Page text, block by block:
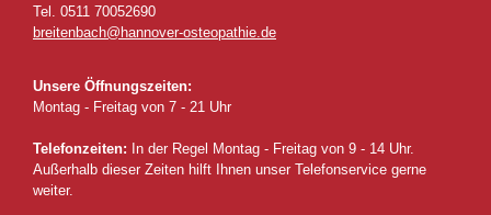
Tel. 0511 70052690
breitenbach@hannover-osteopathie.de
Unsere Öffnungszeiten:
Montag - Freitag von 7 - 21 Uhr
Telefonzeiten: In der Regel Montag - Freitag von 9 - 14 Uhr.
Außerhalb dieser Zeiten hilft Ihnen unser Telefonservice gerne
weiter.